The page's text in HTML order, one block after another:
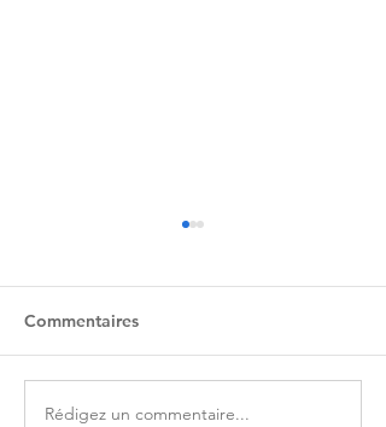
Une cloche qui sonne le
Commentaires
Rédigez un commentaire...